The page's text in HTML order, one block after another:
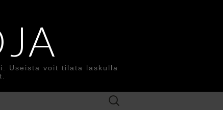
Useista voit tilata laskulla
Search
for: